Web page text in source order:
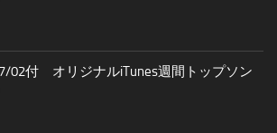
02付 オリジナルiTunes週間トップソン